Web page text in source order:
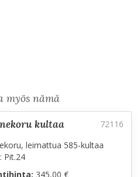
myös nämä
kultaa
leimattua 585-kultaa
Pit.24
345,00 €